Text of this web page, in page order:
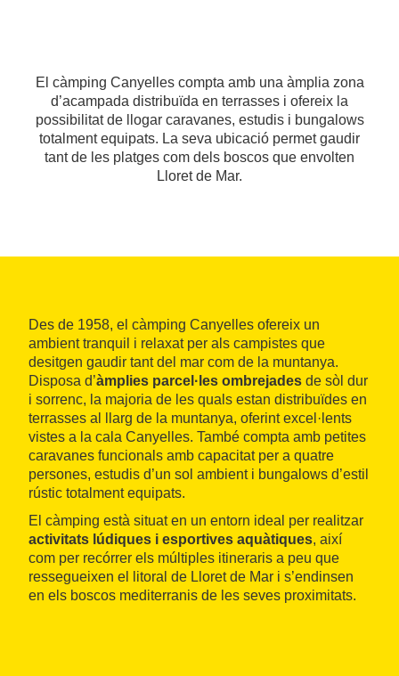
El càmping Canyelles compta amb una àmplia zona
d’acampada distribuïda en terrasses i ofereix la
possibilitat de llogar caravanes, estudis i bungalows
totalment equipats. La seva ubicació permet gaudir
tant de les platges com dels boscos que envolten
Lloret de Mar.
Des de 1958, el càmping Canyelles ofereix un
ambient tranquil i relaxat per als campistes que
desitgen gaudir tant del mar com de la muntanya.
Disposa d’àmplies parcel·les ombrejades de sòl dur
i sorrenc, la majoria de les quals estan distribuïdes en
terrasses al llarg de la muntanya, oferint excel·lents
vistes a la cala Canyelles. També compta amb petites
caravanes funcionals amb capacitat per a quatre
persones, estudis d’un sol ambient i bungalows d’estil
rústic totalment equipats.
El càmping està situat en un entorn ideal per realitzar
activitats lúdiques i esportives aquàtiques, així
com per recórrer els múltiples itineraris a peu que
ressegueixen el litoral de Lloret de Mar i s’endinsen
en els boscos mediterranis de les seves proximitats.